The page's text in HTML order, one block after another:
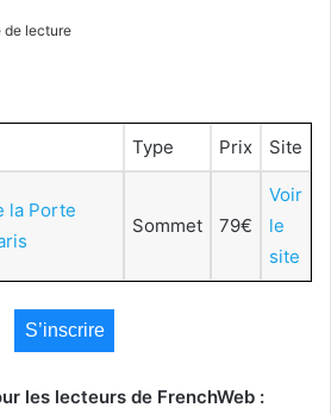
de lecture
Type Prix Site
la Porte
Sommet 79€
Voir
le
site
S’inscrire
les lecteurs de FrenchWeb :